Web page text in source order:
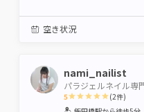
空き状況
nami_nailist
5 (2件)